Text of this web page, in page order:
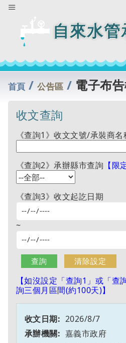
自來水
首頁 /公告區 / 電子布
收文查詢
《查詢1》收文文號/承裝商名
《查詢2》承辦縣市查詢 【限
《查詢3》收文起訖日期
~
【如沒設定「查詢1」或「查
詢三個月區間(約100天)】
2026/8/7
嘉義市政府